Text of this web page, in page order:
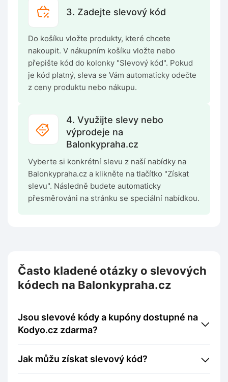
3. Zadejte slevový kód
Do košíku vložte produkty, které chcete
nakoupit. V nákupním košíku vložte nebo
přepište kód do kolonky "Slevový kód". Pokud
je kód platný, sleva se Vám automaticky odečte
z ceny produktu nebo nákupu.
4. Využijte slevy nebo
výprodeje na
Balonkypraha.cz
Vyberte si konkrétní slevu z naší nabídky na
Balonkypraha.cz a klikněte na tlačítko "Získat
slevu". Následně budete automaticky
přesměrováni na stránku se speciální nabídkou.
Často kladené otázky o slevových
kódech na Balonkypraha.cz
Jsou slevové kódy a kupóny dostupné na
Kodyo.cz zdarma?
Jak můžu získat slevový kód?